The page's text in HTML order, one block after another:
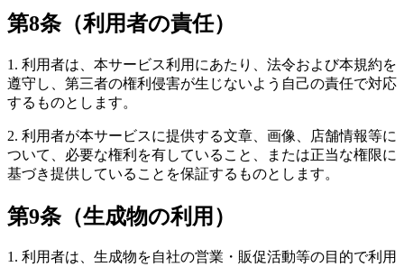
第8条（利用者の責任）
1. 利用者は、本サービス利用にあたり、法令および本規約を
遵守し、第三者の権利侵害が生じないよう自己の責任で対応
するものとします。
2. 利用者が本サービスに提供する文章、画像、店舗情報等に
ついて、必要な権利を有していること、または正当な権限に
基づき提供していることを保証するものとします。
第9条（生成物の利用）
1. 利用者は、生成物を自社の営業・販促活動等の目的で利用